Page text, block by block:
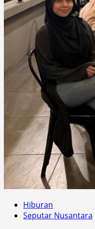
Hiburan
Seputar Nusantara